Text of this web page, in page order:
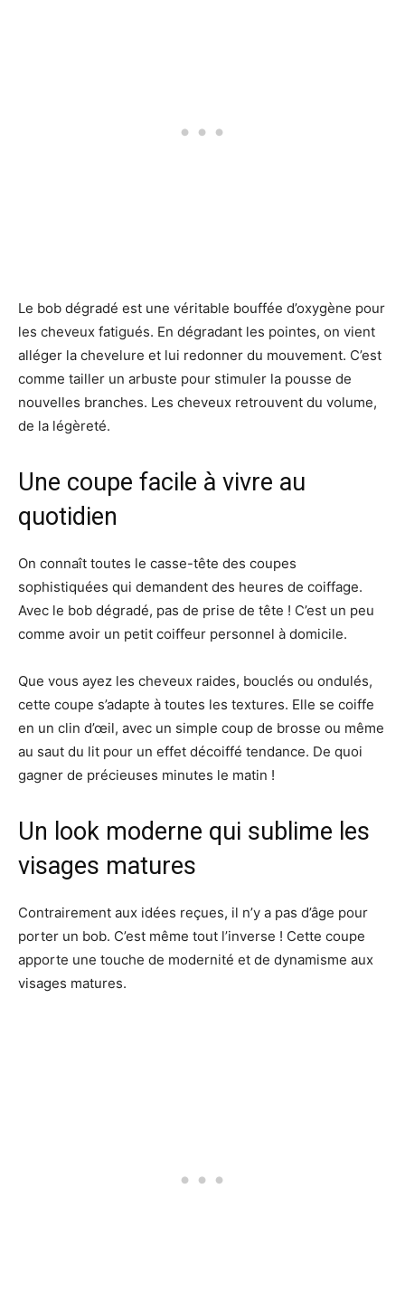
Le bob dégradé est une véritable bouffée d’oxygène pour
les cheveux fatigués. En dégradant les pointes, on vient
alléger la chevelure et lui redonner du mouvement. C’est
comme tailler un arbuste pour stimuler la pousse de
nouvelles branches. Les cheveux retrouvent du volume,
de la légèreté.
Une coupe facile à vivre au
quotidien
On connaît toutes le casse-tête des coupes
sophistiquées qui demandent des heures de coiffage.
Avec le bob dégradé, pas de prise de tête ! C’est un peu
comme avoir un petit coiffeur personnel à domicile.
Que vous ayez les cheveux raides, bouclés ou ondulés,
cette coupe s’adapte à toutes les textures. Elle se coiffe
en un clin d’œil, avec un simple coup de brosse ou même
au saut du lit pour un effet décoiffé tendance. De quoi
gagner de précieuses minutes le matin !
Un look moderne qui sublime les
visages matures
Contrairement aux idées reçues, il n’y a pas d’âge pour
porter un bob. C’est même tout l’inverse ! Cette coupe
apporte une touche de modernité et de dynamisme aux
visages matures.